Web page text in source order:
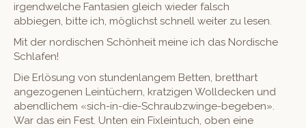
irgendwelche Fan­tasien gle­ich wieder falsch
abbiegen, bitte ich, möglichst schnell weit­er zu lesen.
Mit der nordis­chen Schön­heit meine ich das Nordis­che
Schlafen!
Die Erlö­sung von stun­den­langem Bet­ten, bret­thart
ange­zo­ge­nen Lein­tüch­ern, kratzi­gen Wolldeck­en und
abendlichem «sich-in-die-Schraubzwinge-begeben».
War das ein Fest. Unten ein Fixlein­tuch, oben eine